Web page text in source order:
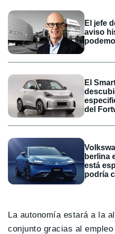
El jefe
aviso
El
del
berlina
está
podría
La autonomía estará a la
conjunto gracias al empleo